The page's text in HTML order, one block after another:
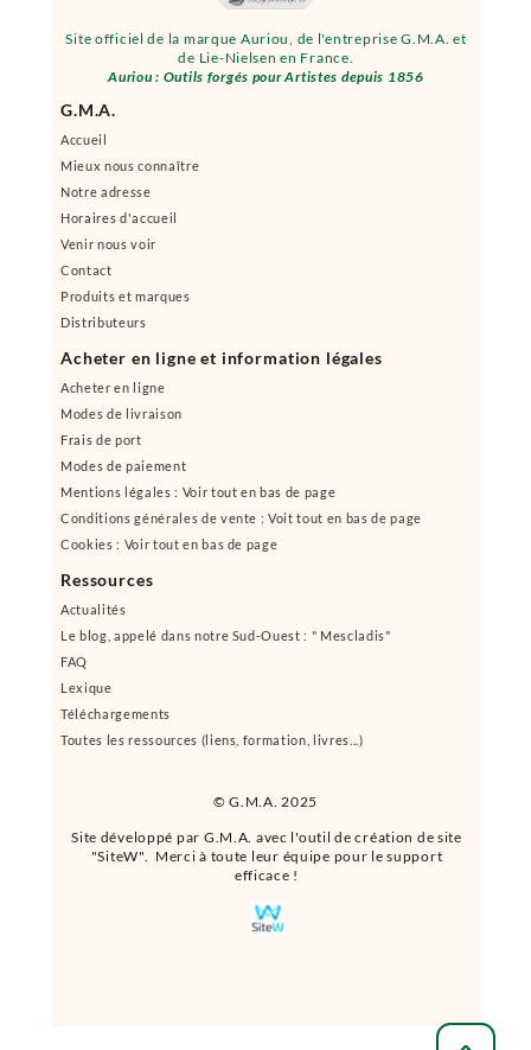
© G.M.A. 2025
Site officiel de la marque Auriou, de l'entreprise G.M.A. et
de Lie-Nielsen en France.
Auriou : Outils forgés pour Artistes depuis 1856
Site développé par G.M.A. avec l'outil de création de site
"SiteW". Merci à toute leur équipe pour le support
efficace !
G.M.A.
Accueil
Mieux nous connaître
Notre adresse
Horaires d'accueil
Venir nous voir
Contact
Produits et marques
Distributeurs
Acheter en ligne et information légales
Acheter en ligne
Modes de livraison
Frais de port
Modes de paiement
Mentions légales : Voir tout en bas de page
Conditions générales de vente : Voit tout en bas de page
Cookies : Voir tout en bas de page
Ressources
Actualités
Le blog, appelé dans notre Sud-Ouest : " Mescladis"
FAQ
Lexique
Téléchargements
Toutes les ressources (liens, formation, livres...)